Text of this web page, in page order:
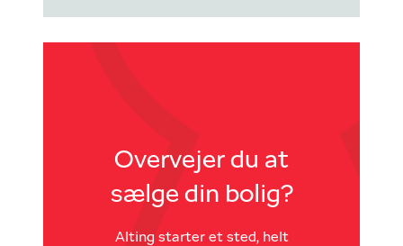
Overvejer du at
sælge din bolig?
Alting starter et sted, helt